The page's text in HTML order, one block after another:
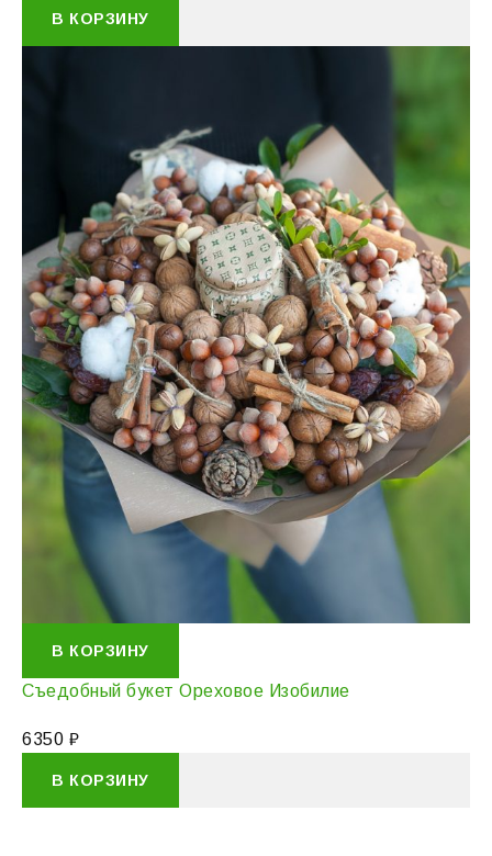
В КОРЗИНУ
В КОРЗИНУ
Съедобный букет Ореховое Изобилие
6350 ₽
В КОРЗИНУ